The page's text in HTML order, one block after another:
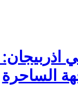
الساحرة